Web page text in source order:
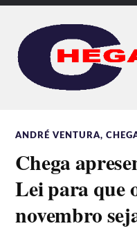
ANDRÉ VENTURA,
Chega
Lei para que
novembro